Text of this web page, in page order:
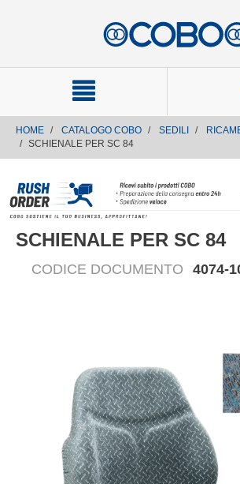
HOME CATALOGO COBO SEDILI
SCHIENALE PER SC 84
SCHIENALE PER SC 84
CODICE DOCUMENTO
4074-